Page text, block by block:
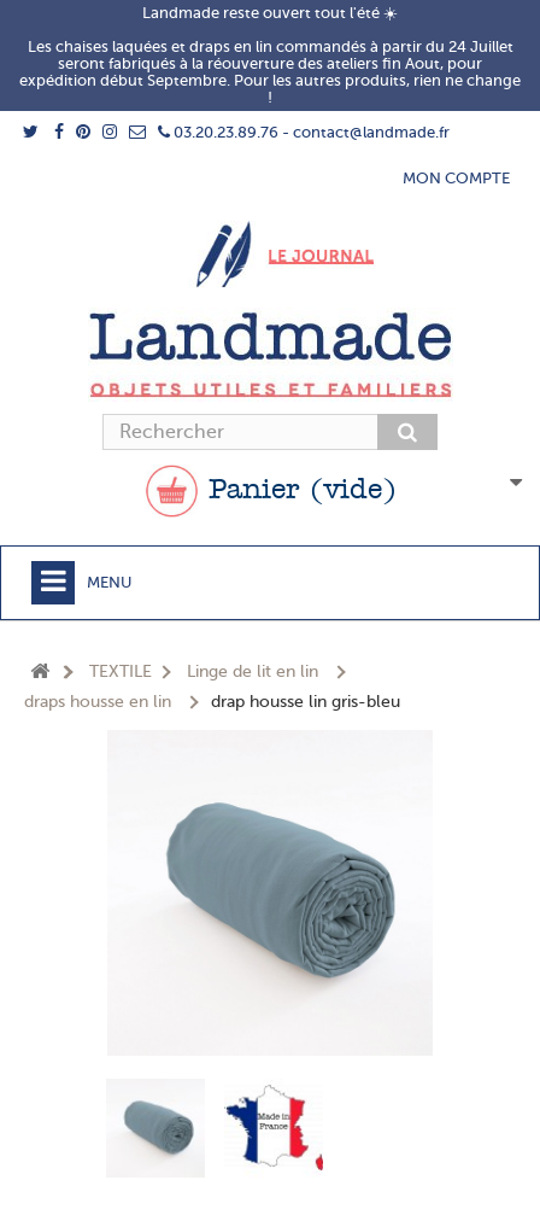
Landmade reste ouvert tout l'été ☀️
Les chaises laquées et draps en lin commandés à partir du 24 Juillet
seront fabriqués à la réouverture des ateliers fin Aout, pour
expédition début Septembre. Pour les autres produits, rien ne change
!
03.20.23.89.76 - contact@landmade.fr
MON COMPTE
Panier (vide)
MENU
TEXTILE
Linge de lit en lin
draps housse en lin
drap housse lin gris-bleu